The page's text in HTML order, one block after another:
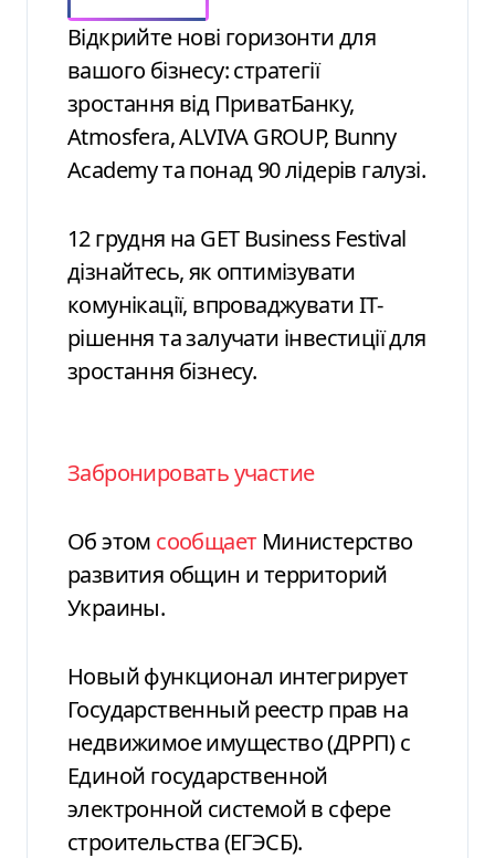
Відкрийте нові горизонти для
вашого бізнесу: стратегії
зростання від ПриватБанку,
Atmosfera, ALVIVA GROUP, Bunny
Academy та понад 90 лідерів галузі.
12 грудня на GET Business Festival
дізнайтесь, як оптимізувати
комунікації, впроваджувати ІТ-
рішення та залучати інвестиції для
зростання бізнесу.
Забронировать участие
Об этом сообщает Министерство
развития общин и территорий
Украины.
Новый функционал интегрирует
Государственный реестр прав на
недвижимое имущество (ДРРП) с
Единой государственной
электронной системой в сфере
строительства (ЕГЭСБ).